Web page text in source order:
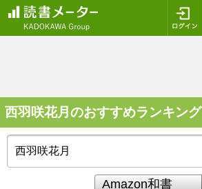
西羽咲花月のおすすめランキング